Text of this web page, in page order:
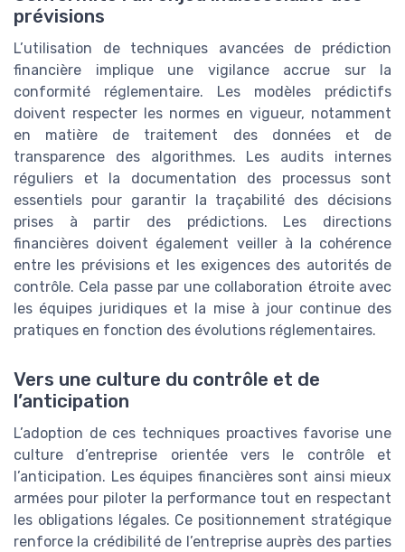
prévisions
L’utilisation de techniques avancées de prédiction
financière implique une vigilance accrue sur la
conformité réglementaire. Les modèles prédictifs
doivent respecter les normes en vigueur, notamment
en matière de traitement des données et de
transparence des algorithmes. Les audits internes
réguliers et la documentation des processus sont
essentiels pour garantir la traçabilité des décisions
prises à partir des prédictions. Les directions
financières doivent également veiller à la cohérence
entre les prévisions et les exigences des autorités de
contrôle. Cela passe par une collaboration étroite avec
les équipes juridiques et la mise à jour continue des
pratiques en fonction des évolutions réglementaires.
Vers une culture du contrôle et de
l’anticipation
L’adoption de ces techniques proactives favorise une
culture d’entreprise orientée vers le contrôle et
l’anticipation. Les équipes financières sont ainsi mieux
armées pour piloter la performance tout en respectant
les obligations légales. Ce positionnement stratégique
renforce la crédibilité de l’entreprise auprès des parties